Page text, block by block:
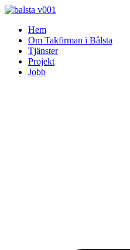
Skip
contentHem
Om Takfirman i Bålsta
Tjänster
Projekt
Jobb